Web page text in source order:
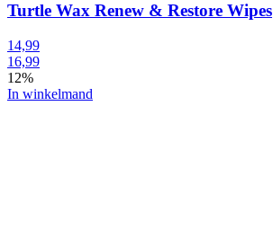
Turtle Wax Renew & Restore Wipes
14,99
16,99
12%
In winkelmand